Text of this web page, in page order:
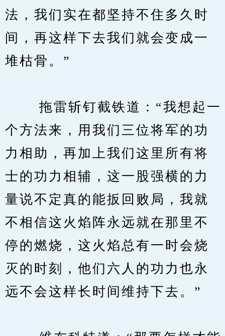
法，我们实在都坚持不住多久时
间，再这样下去我们就会变成一
堆枯骨。”
拖雷斩钉截铁道：“我想起一
个方法来，用我们三位将军的功
力相助，再加上我们这里所有将
士的功力相辅，这一股强横的力
量说不定真的能扳回败局，我就
不相信这火焰阵永远就在那里不
停的燃烧，这火焰总有一时会烧
灭的时刻，他们六人的功力也永
远不会这样长时间维持下去。”